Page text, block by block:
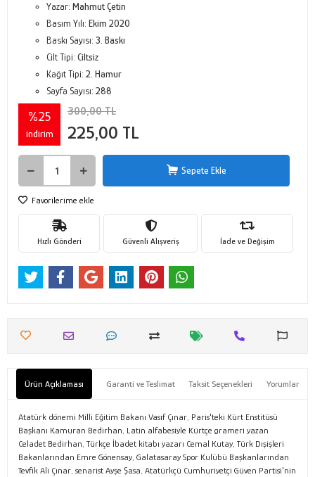
Yazar: Mahmut Çetin
Basım Yılı: Ekim 2020
Baskı Sayısı: 3. Baskı
Cilt Tipi: Ciltsiz
Kağıt Tipi: 2. Hamur
Sayfa Sayısı: 288
%25
indirim
300,00 TL
225,00 TL
Sepete Ekle
Favorilerime ekle
Hızlı Gönderi Güvenli Alışveriş İade ve Değişim
Ürün Açıklaması Garanti ve Teslimat Taksit Seçenekleri Yorumlar
Atatürk dönemi Milli Eğitim Bakanı Vasıf Çınar, Paris'teki Kürt Enstitüsü
Başkanı Kamuran Bedirhan, Latin alfabesiyle Kürtçe grameri yazan
Celadet Bedirhan, Türkçe İbadet kitabı yazarı Cemal Kutay, Türk Dışişleri
Bakanlarından Emre Gönensay, Galatasaray Spor Kulübü Başkanlarından
Tevfik Ali Çınar, senarist Ayşe Şasa, Atatürkçü Cumhuriyetçi Güven Partisi'nin